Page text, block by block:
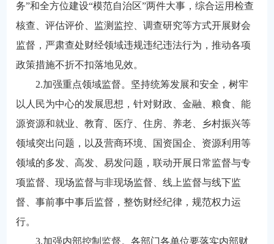
务”和全方位建设“模范自治区”两件大事，综合运用检查
核查、评估评价、监测监控、调查研究等方式开展财会
监督，严肃查处财经领域违规违纪违法行为，推动各项
政策措施不折不扣落地见效。
2.加强重点领域监督。坚持统筹发展和安全，树牢
以人民为中心的发展思想，针对财政、金融、粮食、能
源资源和就业、教育、医疗、住房、养老、乡村振兴等
领域突出问题，以及营商环境、国资国企、资源利用等
领域的多发、高发、易发问题，联动开展日常监督与专
项监督、现场监督与非现场监督、线上监督与线下监
督、事前事中事后监督，整饬财经纪律，规范权力运
行。
3.加强内部控制监督。各部门各单位要落实内部财